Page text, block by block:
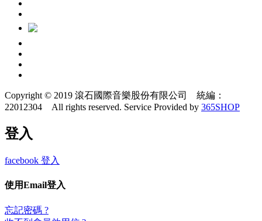
Copyright © 2019 滾石國際音樂股份有限公司 統編：
22012304 All rights reserved. Service Provided by 365SHOP
登入
facebook 登入
使用Email登入
忘記密碼 ?